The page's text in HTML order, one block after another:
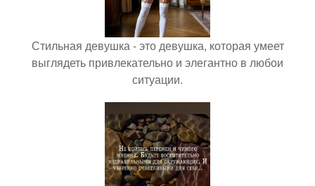
Стильная девушка - это девушка, которая умеет
выглядеть привлекательно и элегантно в любои
ситуации.